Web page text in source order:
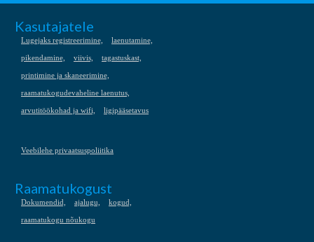
Kasutajatele
Lugejaks registreerimine, laenutamine,
pikendamine, viivis, tagastuskast,
printimine ja skaneerimine,
raamatukogudevaheline laenutus,
arvutitöökohad ja wifi, ligipääsetavus
Veebilehe privaatsuspoliitika
Raamatukogust
Dokumendid, ajalugu, kogud,
raamatukogu nõukogu